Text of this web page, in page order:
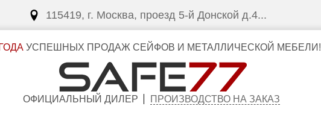
115419, г. Москва, проезд 5-й Донской д.4...
УСПЕШНЫХ ПРОДАЖ СЕЙФОВ И МЕТАЛЛИЧЕСКОЙ МЕБЕЛИ!
ОФИЦИАЛЬНЫЙ ДИЛЕР ПРОИЗВОДСТВО НА ЗАКАЗ